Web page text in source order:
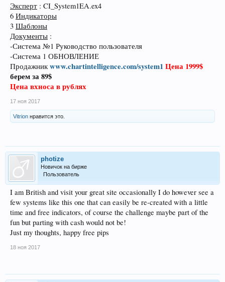
Эксперт : CI_System1EA.ex4
6 Индикаторы
3 Шаблоны
Документы :
-Система №1 Руководство пользователя
-Система 1 ОБНОВЛЕНИЕ
Продажникwww.chartintelligence.com/system1Цена 1999$
берем за 89$
Цена вхноса в рублях
17 ноя 2017
Vitrion нравится это.
photize
Новичок на бирже
Пользователь
I am British and visit your great site occasionally I do however see a
few systems like this one that can easily be re-created with a little
time and free indicators, of course the challenge maybe part of the
fun but parting with cash would not be!
Just my thoughts, happy free pips
18 ноя 2017